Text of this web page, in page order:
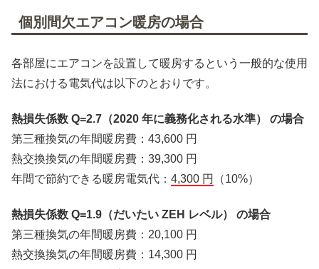
個別間欠エアコン暖房の場合
各部屋にエアコンを設置して暖房するという一般的な使用
法における電気代は以下のとおりです。
熱損失係数 Q=2.7（2020 年に義務化される水準） の場合
第三種換気の年間暖房費：43,600 円
熱交換換気の年間暖房費：39,300 円
年間で節約できる暖房電気代： 4,300 円 （10%）
熱損失係数 Q=1.9（だいたい ZEH レベル） の場合
第三種換気の年間暖房費：20,100 円
熱交換換気の年間暖房費：14,300 円